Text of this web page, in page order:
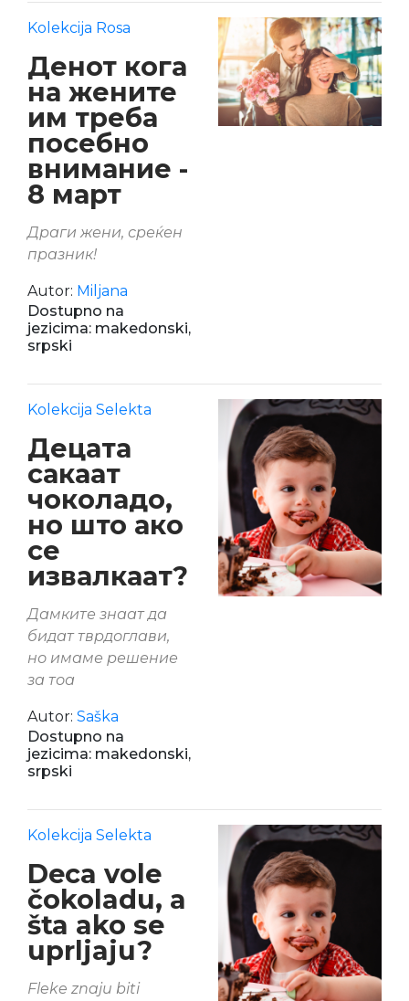
Kolekcija Rosa
Денот кога
на жените
им треба
посебно
внимание -
8 март
Драги жени, среќен
празник!
Autor: Miljana
Dostupno na
jezicima: makedonski,
srpski
Kolekcija Selekta
Децата
сакаат
чоколадо,
но што ако
се
извалкаат?
Дамките знаат да
бидат тврдоглави,
но имаме решение
за тоа
Autor: Saška
Dostupno na
jezicima: makedonski,
srpski
Kolekcija Selekta
Deca vole
čokoladu, a
šta ako se
uprljaju?
Fleke znaju biti